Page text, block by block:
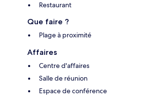
Restaurant
Que faire ?
Plage à proximité
Affaires
Centre d'affaires
Salle de réunion
Espace de conférence